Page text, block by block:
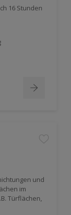
16 Stunden
und
im
Türflächen,